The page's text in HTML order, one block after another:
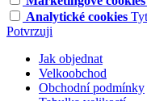
Analytické cookies
Potvrzuji
Jak objednat
Velkoobchod
Obchodní podmínky